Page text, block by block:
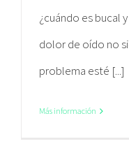
¿cuándo es bucal
dolor de oído no
problema esté [...]
Más información